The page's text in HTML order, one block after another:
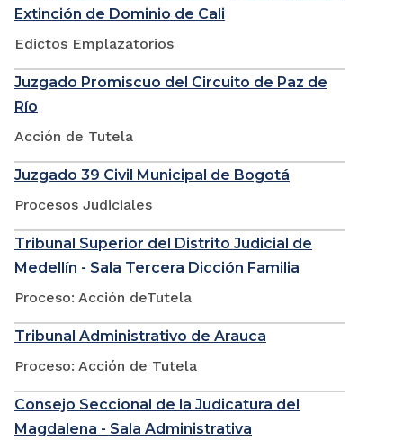
Extinción de Dominio de Cali
Edictos Emplazatorios
Juzgado Promiscuo del Circuito de Paz de
Río
Acción de Tutela
Juzgado 39 Civil Municipal de Bogotá
Procesos Judiciales
Tribunal Superior del Distrito Judicial de
Medellín - Sala Tercera Dicción Familia
Proceso: Acción deTutela
Tribunal Administrativo de Arauca
Proceso: Acción de Tutela
Consejo Seccional de la Judicatura del
Magdalena - Sala Administrativa